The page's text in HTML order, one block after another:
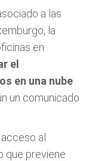
a las
la
en
el
en una nube
un comunicado
al
que previene